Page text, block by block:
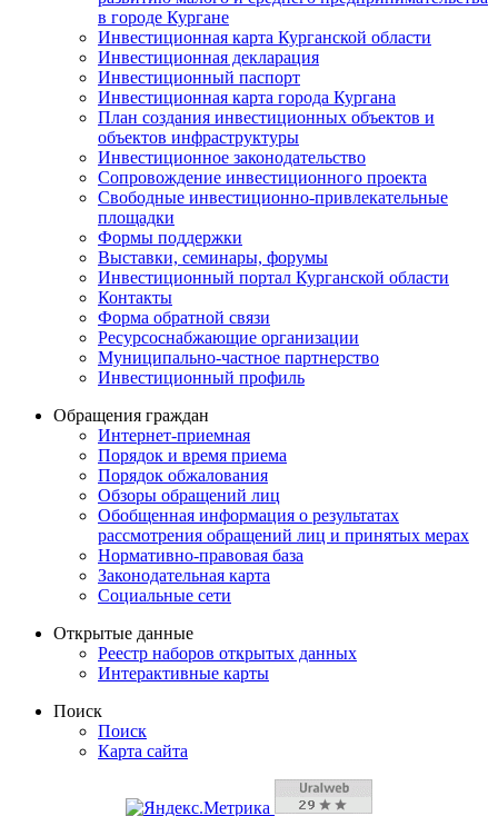
в городе Кургане
Инвестиционная карта Курганской области
Инвестиционная декларация
Инвестиционный паспорт
Инвестиционная карта города Кургана
План создания инвестиционных объектов и
объектов инфраструктуры
Инвестиционное законодательство
Сопровождение инвестиционного проекта
Свободные инвестиционно-привлекательные
площадки
Формы поддержки
Выставки, семинары, форумы
Инвестиционный портал Курганской области
Контакты
Форма обратной связи
Ресурсоснабжающие организации
Муниципально-частное партнерство
Инвестиционный профиль
Обращения граждан
Интернет-приемная
Порядок и время приема
Порядок обжалования
Обзоры обращений лиц
Обобщенная информация о результатах
рассмотрения обращений лиц и принятых мерах
Нормативно-правовая база
Законодательная карта
Социальные сети
Открытые данные
Реестр наборов открытых данных
Интерактивные карты
Поиск
Поиск
Карта сайта